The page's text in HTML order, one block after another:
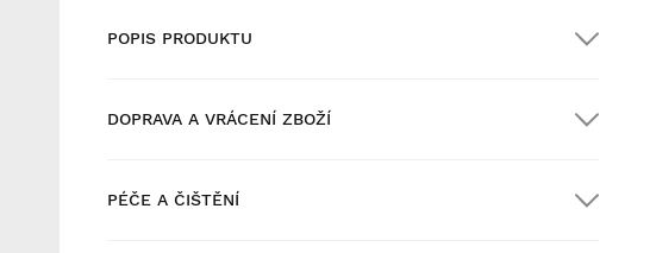
POPIS PRODUKTU
DOPRAVA A VRÁCENÍ ZBOŽÍ
PÉČE A ČIŠTĚNÍ